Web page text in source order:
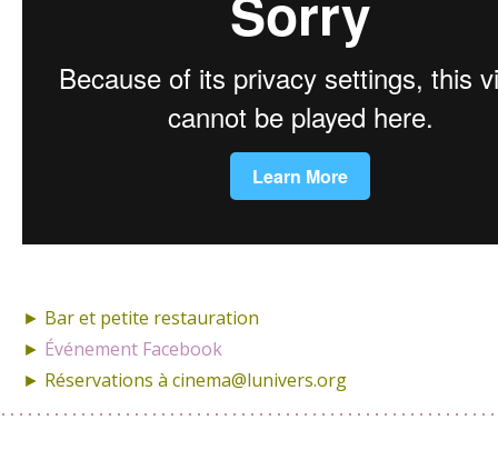
► Bar et petite restauration
► Événement Facebook
► Réservations à cinema@lunivers.org